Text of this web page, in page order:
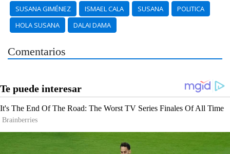
SUSANA GIMÉNEZ ISMAEL CALA SUSANA
POLITICA
HOLA SUSANA
DALAI DAMA
Comentarios